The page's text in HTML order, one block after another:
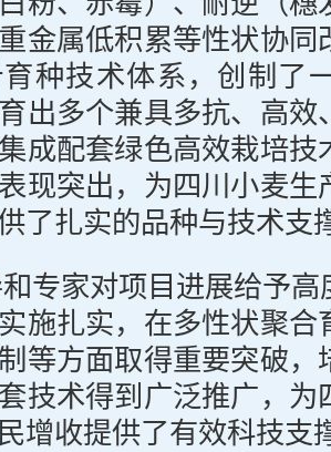
金属低积累等性状协同
种技术体系，创制了
出多个兼具多抗、高效
成配套绿色高效栽培技
现突出，为四川小麦生
了扎实的品种与技术支
专家对项目进展给予
施扎实，在多性状聚合
等方面取得重要突破，
技术得到广泛推广，为
增收提供了有效科技支